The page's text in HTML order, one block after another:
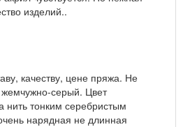
изделий..
качеству, цене пряжа. Не
серый. Цвет
нить тонким серебристым
нарядная не длинная